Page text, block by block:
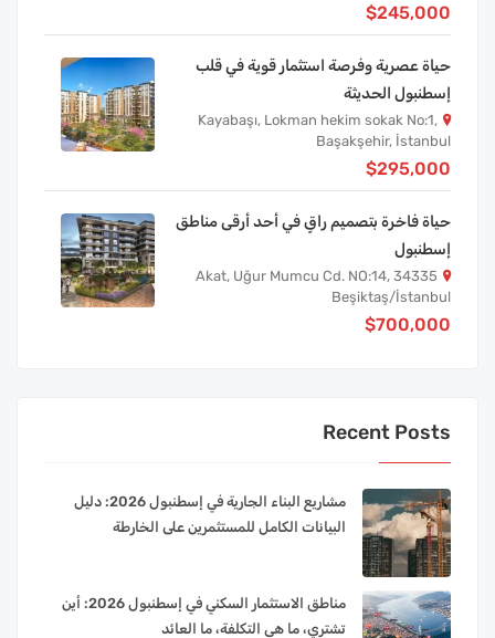
$245,000
حياة عصرية وفرصة استثمار قوية في قلب
إسطنبول الحديثة
Kayabaşı, Lokman hekim sokak No:1,
Başakşehir, İstanbul
$295,000
حياة فاخرة بتصميم راقٍ في أحد أرقى مناطق
إسطنبول
Akat, Uğur Mumcu Cd. NO:14, 34335
Beşiktaş/İstanbul
$700,000
Recent Posts
مشاريع البناء الجارية في إسطنبول 2026: دليل
البيانات الكامل للمستثمرين على الخارطة
مناطق الاستثمار السكني في إسطنبول 2026: أين
تشتري، ما هي التكلفة، ما العائد